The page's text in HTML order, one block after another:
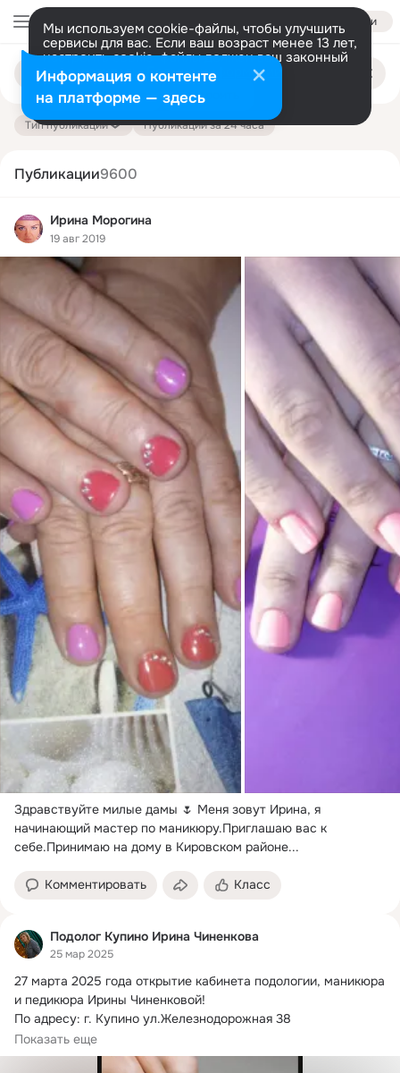
Войти
Мы используем cookie-файлы, чтобы улучшить
сервисы для вас. Если ваш возраст менее 13 лет,
настроить cookie-файлы должен ваш законный
представитель. Больше информации
Разрешить все Настроить
Поиск
публикациям
Тип публикации Публикации за 24 часа
Публикации9600
Ирина Морогина
19 авг 2019
Здравствуйте милые дамы 🌷 Меня зовут Ирина, я
начинающий мастер по маникюру.Приглашаю вас к
себе.Принимаю на дому в Кировском районе...
Комментировать Класс
Подолог Купино Ирина Чиненкова
25 мар 2025
27 марта 2025 года открытие кабинета подологии, маникюра
и педикюра Ирины Чиненковой!
По адресу: г. Купино ул.Железнодорожная 38
Перечень услуг подолога:
Показать еще
Информация о контенте
на платформе — здесь